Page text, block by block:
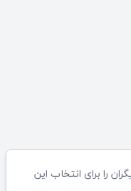
را برای انتخاب این